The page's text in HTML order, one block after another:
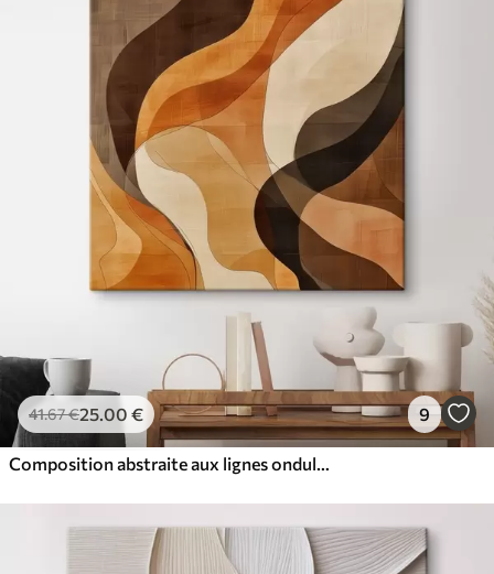
41.67€25.00 € 9
Composition abstraite aux lignes ondulées dynamiques, dans une palette de tons brun terre cuite